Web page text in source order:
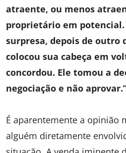
atraente, ou menos
proprietário em potencial.
surpresa, depois de outro
colocou sua cabeça em
concordou. Ele tomou a
negociação e não
É aparentemente a opinião
alguém diretamente